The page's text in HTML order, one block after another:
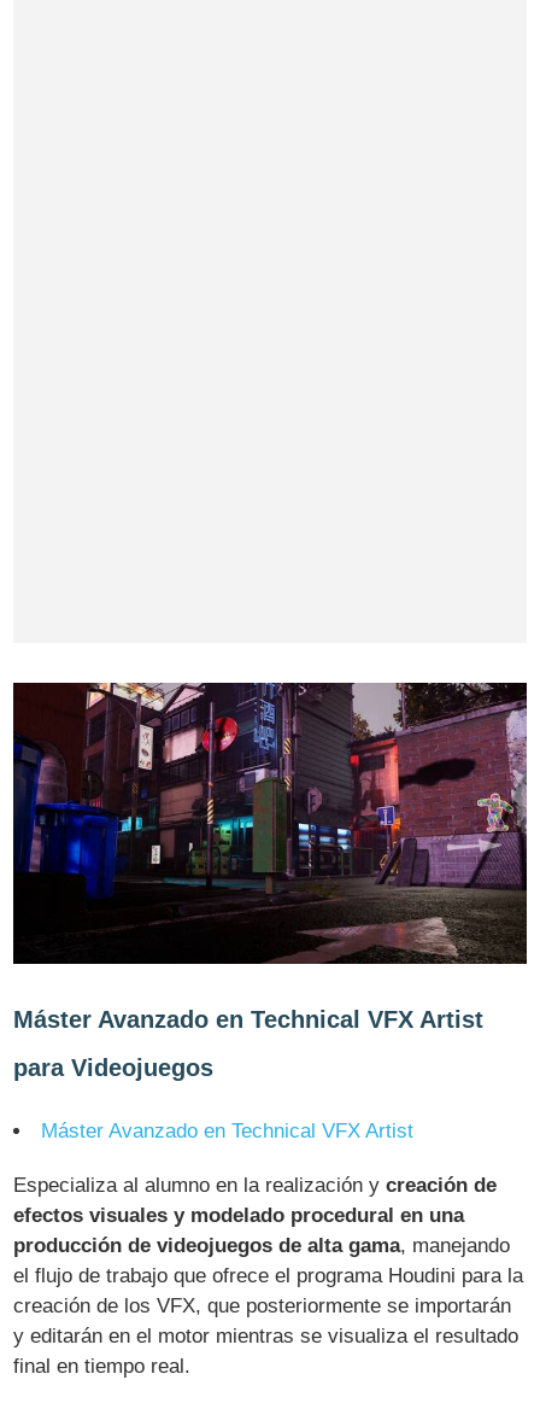
Máster Avanzado en Technical VFX Artist
para Videojuegos
Máster Avanzado en Technical VFX Artist
Especializa al alumno en la realización ycreación de
efectos visuales y modelado procedural en una
producción de videojuegos de alta gama, manejando
el flujo de trabajo que ofrece el programa Houdini para la
creación de los VFX, que posteriormente se importarán
y editarán en el motor mientras se visualiza el resultado
final en tiempo real.